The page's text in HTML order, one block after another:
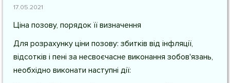
17.05.2021
Ціна позову, порядок її визначення
Для розрахунку ціни позову: збитків від інфляції,
відсотків і пені за несвоєчасне виконання зобов'язань,
необхідно виконати наступні дії: